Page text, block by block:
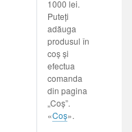
1000 lei.
Puteți
adăuga
produsul în
coș și
efectua
comanda
din pagina
„Coș”.
«Coș».